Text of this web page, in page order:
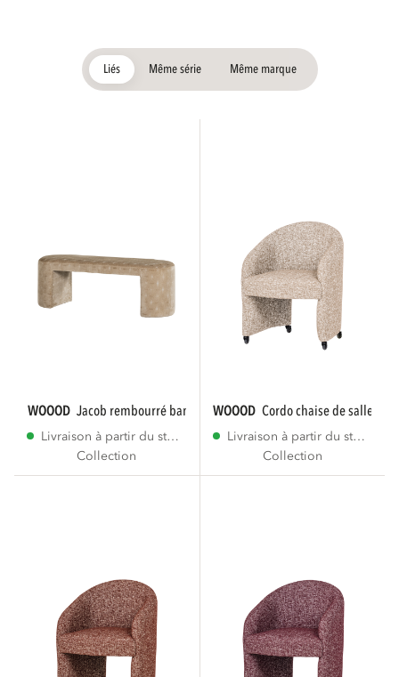
Liés Même série Même marque
WOOOD jacob rembourré banc design rayure...
Livraison à partir du stock
Collection
WOOOD cordo chaise de salle à
Livraison à partir du stock
Collection